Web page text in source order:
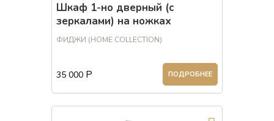
Шкаф 1-но дверный (с
зеркалами) на ножках
ФИДЖИ (HOME COLLECTION)
35 000 Р ПОДРОБНЕЕ